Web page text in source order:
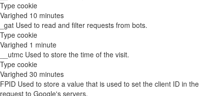
Type cookie
Varighed 10 minutes
_gat Used to read and filter requests from bots.
Type cookie
Varighed 1 minute
__utmc Used to store the time of the visit.
Type cookie
Varighed 30 minutes
FPID Used to store a value that is used to set the client ID in the
request to Google's servers.